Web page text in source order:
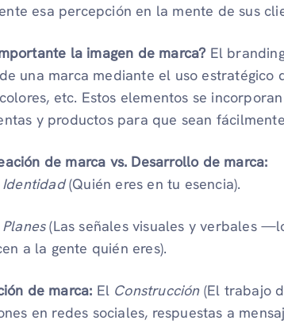
esa percepción en la mente de sus
la imagen de marca? El
una marca mediante el uso estratégico
etc. Estos elementos se
y productos para que sean
de marca vs. Desarrollo de marca:
Identidad(Quién eres en tu esencia).
Planes(Las señales visuales y verbales
a la gente quién eres).
de marca: El Construcción(El trabajo
en redes sociales, respuestas a